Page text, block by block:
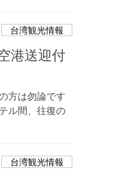
台湾観光情報
港送迎付
方は勿論です
ル間、往復の
台湾観光情報